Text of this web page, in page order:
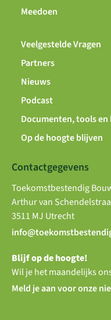
Meedoen
Veelgestelde Vragen
Partners
Nieuws
Podcast
Documenten, tools
Op de hoogte blijven
Contactgegevens
Toekomstbestendig
Arthur van
3511 MJ Utrecht
Blijf op de hoogte!
Wil je het maandelijks
Meld je aan voor onze